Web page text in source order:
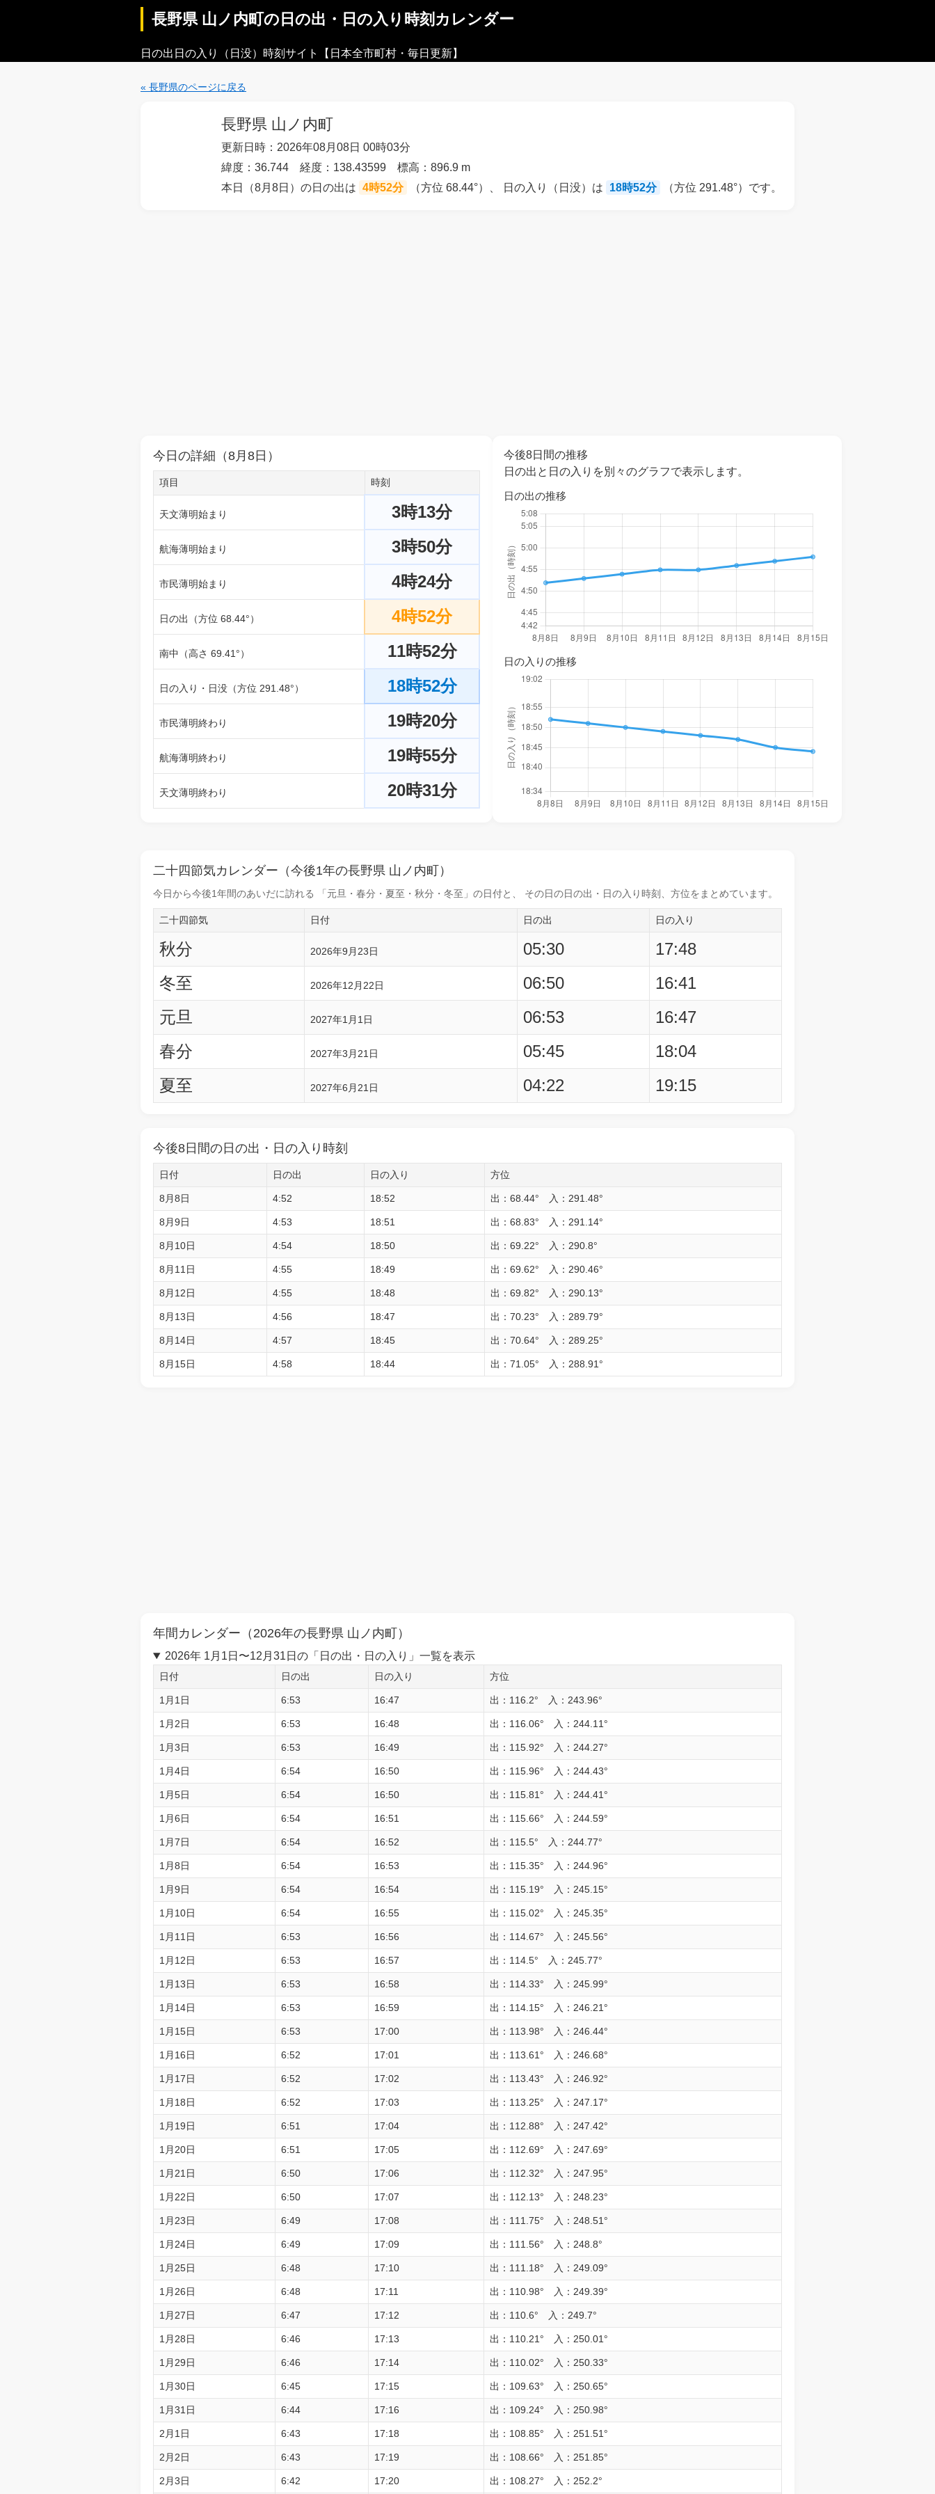
長野県 山ノ内町の日の出・日の入り時刻カレンダー
日の出日の入り（日没）時刻サイト【日本全市町村・毎日更新】
« 長野県のページに戻る
長野県 山ノ内町
更新日時：2026年08月08日 00時03分
緯度：36.744 経度：138.43599 標高：896.9 m
本日（8月8日）の日の出は 4時52分 （方位 68.44°）、 日の入り（日没）は 18時52分 （方位 291.48°）です。
今日の詳細（8月8日）
項目 時刻
天文薄明始まり 3時13分
航海薄明始まり 3時50分
市民薄明始まり 4時24分
日の出（方位 68.44°） 4時52分
南中（高さ 69.41°） 11時52分
日の入り・日没（方位 291.48°） 18時52分
市民薄明終わり 19時20分
航海薄明終わり 19時55分
天文薄明終わり 20時31分
今後8日間の推移
日の出と日の入りを別々のグラフで表示します。
日の出の推移
日の入りの推移
二十四節気カレンダー（今後1年の長野県 山ノ内町）
今日から今後1年間のあいだに訪れる 「元旦・春分・夏至・秋分・冬至」の日付と、 その日の日の出・日の入り時刻 、方位をまとめています。
二十四節気 日付 日の出 日の入り
秋分 2026年9月23日 05:30
17:48
冬至
2026年12月22日 06:50
16:41
元旦
2027年1月1日 06:53
16:47
春分
2027年3月21日 05:45
18:04
夏至
2027年6月21日 04:22 19:15
今後8日間の日の出・日の入り時刻
日付 日の出 日の入り 方位
8月8日 4:52 18:52 出：68.44° 入：291.48°
8月9日 4:53 18:51 出：68.83° 入：291.14°
8月10日 4:54 18:50 出：69.22° 入：290.8°
8月11日 4:55 18:49 出：69.62° 入：290.46°
8月12日 4:55 18:48 出：69.82° 入：290.13°
8月13日 4:56 18:47 出：70.23° 入：289.79°
8月14日 4:57 18:45 出：70.64° 入：289.25°
8月15日 4:58 18:44 出：71.05° 入：288.91°
年間カレンダー（2026年の長野県 山ノ内町）
2026年 1月1日〜12月31日の「日の出・日の入り」一覧を表示
日付 日の出 日の入り 方位
1月1日 6:53 16:47 出：116.2° 入：243.96°
1月2日 6:53 16:48 出：116.06° 入：244.11°
1月3日 6:53 16:49 出：115.92° 入：244.27°
1月4日 6:54 16:50 出：115.96° 入：244.43°
1月5日 6:54 16:50 出：115.81° 入：244.41°
1月6日 6:54 16:51 出：115.66° 入：244.59°
1月7日 6:54 16:52 出：115.5° 入：244.77°
1月8日 6:54 16:53 出：115.35° 入：244.96°
1月9日 6:54 16:54 出：115.19° 入：245.15°
1月10日 6:54 16:55 出：115.02° 入：245.35°
1月11日 6:53 16:56 出：114.67° 入：245.56°
1月12日 6:53 16:57 出：114.5° 入：245.77°
1月13日 6:53 16:58 出：114.33° 入：245.99°
1月14日 6:53 16:59 出：114.15° 入：246.21°
1月15日 6:53 17:00 出：113.98° 入：246.44°
1月16日 6:52 17:01 出：113.61° 入：246.68°
1月17日 6:52 17:02 出：113.43° 入：246.92°
1月18日 6:52 17:03 出：113.25° 入：247.17°
1月19日 6:51 17:04 出：112.88° 入：247.42°
1月20日 6:51 17:05 出：112.69° 入：247.69°
1月21日 6:50 17:06 出：112.32° 入：247.95°
1月22日 6:50 17:07 出：112.13° 入：248.23°
1月23日 6:49 17:08 出：111.75° 入：248.51°
1月24日 6:49 17:09 出：111.56° 入：248.8°
1月25日 6:48 17:10 出：111.18° 入：249.09°
1月26日 6:48 17:11 出：110.98° 入：249.39°
1月27日 6:47 17:12 出：110.6° 入：249.7°
1月28日 6:46 17:13 出：110.21° 入：250.01°
1月29日 6:46 17:14 出：110.02° 入：250.33°
1月30日 6:45 17:15 出：109.63° 入：250.65°
1月31日 6:44 17:16 出：109.24° 入：250.98°
2月1日 6:43 17:18 出：108.85° 入：251.51°
2月2日 6:43 17:19 出：108.66° 入：251.85°
2月3日 6:42 17:20 出：108.27° 入：252.2°